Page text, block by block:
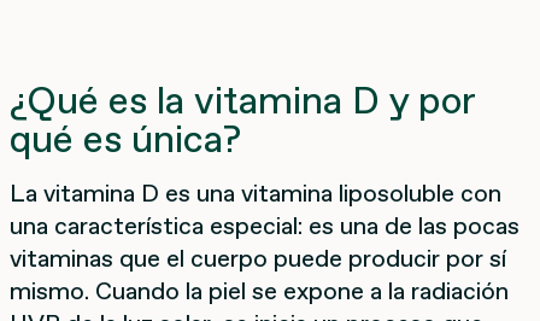
¿Qué es la vitamina D y por
qué es única?
La vitamina D es una vitamina liposoluble con
una característica especial: es una de las pocas
vitaminas que el cuerpo puede producir por sí
mismo. Cuando la piel se expone a la radiación